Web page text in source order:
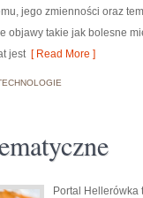
jego zmienności oraz
objawy takie jak bolesne
jest[ Read More ]
Portal Hellerówka